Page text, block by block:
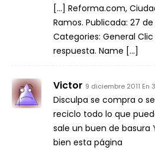
[…] Reforma.com,
Ramos. Publicada: 27
Categories: General
respuesta. Name […]
Victor 9 diciembre 2011 En
Disculpa se compra o
reciclo todo lo que
sale un buen de
bien esta página